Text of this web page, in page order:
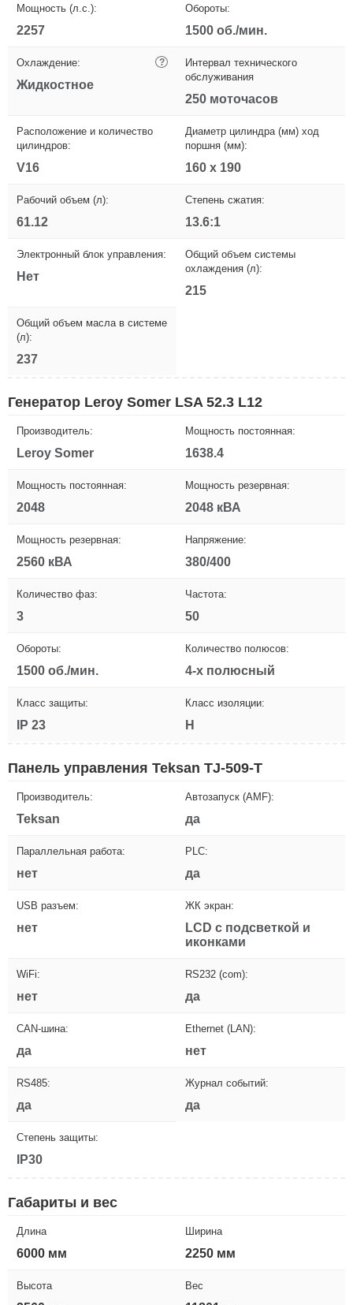
Мощность (л.с.):
2257
Обороты:
1500 об./мин.
Охлаждение: ?
Жидкостное
Интервал технического
обслуживания
250 моточасов
Расположение и количество
цилиндров:
V16
Диаметр цилиндра (мм) ход
поршня (мм):
160 х 190
Рабочий объем (л):
61.12
Степень сжатия:
13.6:1
Электронный блок управления:
Нет
Общий объем системы
охлаждения (л):
215
Общий объем масла в системе
(л):
237
Генератор Leroy Somer LSA 52.3 L12
Производитель:
Leroy Somer
Мощность постоянная:
1638.4
Мощность постоянная:
2048
Мощность резервная:
2048 кВА
Мощность резервная:
2560 кВА
Напряжение:
380/400
Количество фаз:
3
Частота:
50
Обороты:
1500 об./мин.
Количество полюсов:
4-х полюсный
Класс защиты:
IP 23
Класс изоляции:
H
Панель управления Teksan TJ-509-T
Производитель:
Teksan
Автозапуск (AMF):
да
Параллельная работа:
нет
PLC:
да
USB разъем:
нет
ЖК экран:
LCD с подсветкой и
иконками
WiFi:
нет
RS232 (com):
да
CAN-шина:
да
Ethernet (LAN):
нет
RS485:
да
Журнал событий:
да
Степень защиты:
IP30
Габариты и вес
Длина
6000 мм
Ширина
2250 мм
Высота Вес